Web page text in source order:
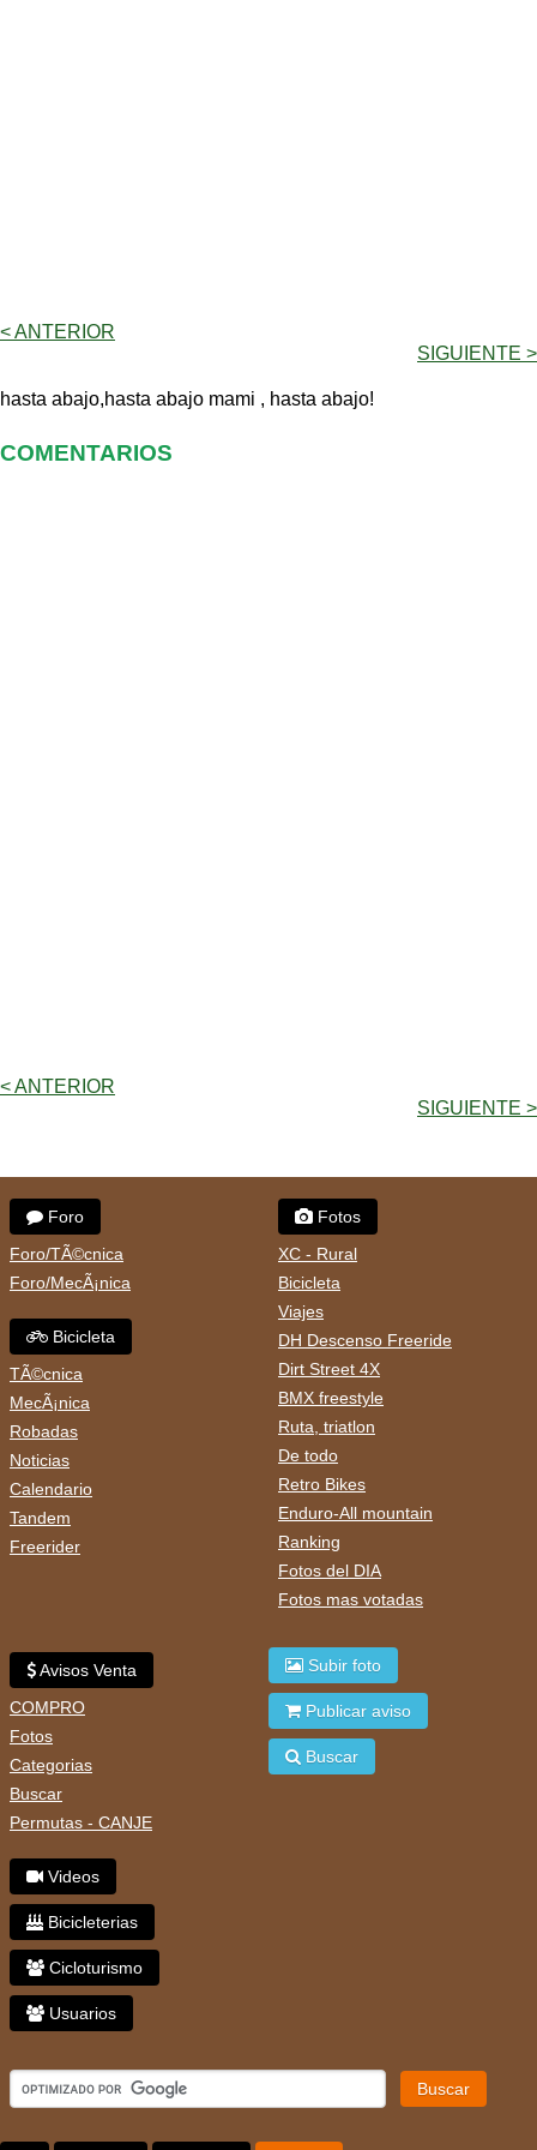
< ANTERIOR
SIGUIENTE >
hasta abajo,hasta abajo mami , hasta abajo!
COMENTARIOS
< ANTERIOR
SIGUIENTE >
Foro
Foro/TÃ©cnica
Foro/MecÃ¡nica
Bicicleta
TÃ©cnica
MecÃ¡nica
Robadas
Noticias
Calendario
Tandem
Freerider
Fotos
XC - Rural
Bicicleta
Viajes
DH Descenso Freeride
Dirt Street 4X
BMX freestyle
Ruta, triatlon
De todo
Retro Bikes
Enduro-All mountain
Ranking
Fotos del DIA
Fotos mas votadas
Avisos Venta
COMPRO
Fotos
Categorias
Buscar
Permutas - CANJE
Videos
Bicicleterias
Cicloturismo
Usuarios
Subir foto
Publicar aviso
Buscar
Buscar